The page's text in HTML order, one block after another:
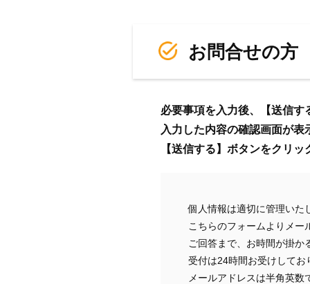
お問合せの方
必要事項を入力後、【送信
入力した内容の確認画面が
【送信する】ボタンをクリ
個人情報は適切に管理いた
こちらのフォームよりメー
ご回答まで、お時間が掛か
受付は24時間お受けして
メールアドレスは半角英数